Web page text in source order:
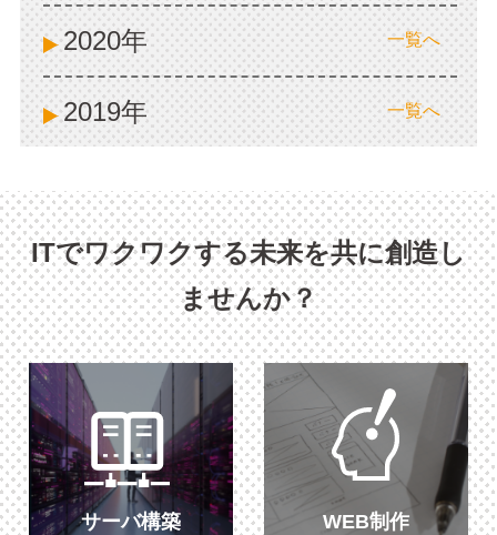
2020年 一覧へ
2019年 一覧へ
ITでワクワクする未来を共に創造し
ませんか？
サーバ構築 WEB制作